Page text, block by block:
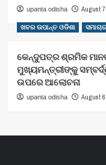
upanta odisha August
ଖବର ଉପାନ୍ତ ଓଡିଶା ସମାଚାର
କେନ୍ଦୁପତ୍ର ଶ୍ରମିକ
ମୁଖ୍ୟମନ୍ତ୍ରୀଙ୍କୁ
ଉପରେ ଆଲୋଚନା
upanta odisha August